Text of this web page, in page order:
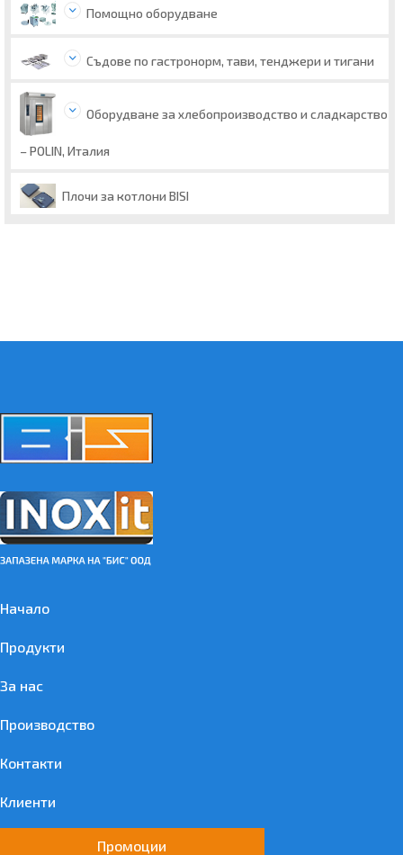
Помощно оборудване
Съдове по гастронорм, тави, тенджери и тигани
Оборудване за хлебопроизводство и сладкарство
– POLIN, Италия
Плочи за котлони BISI
Начало
Продукти
За нас
Производство
Контакти
Клиенти
Промоции